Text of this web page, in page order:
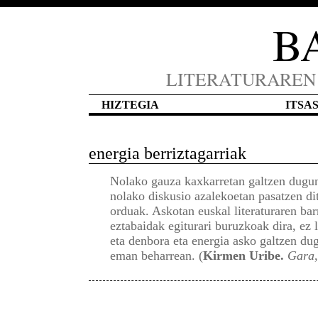
HIZTEGIA
energia berriztagarriak
Nolako gauza kaxkarretan galtzen
nolako diskusio azalekoetan pasatzen
orduak. Askotan euskal literaturaren
eztabaidak egiturari buruzkoak dira, ez
eta denbora eta energia asko galtzen
eman beharrean. (Kirmen Uribe. Gara